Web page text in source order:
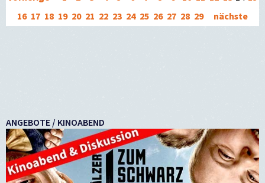
16 17 18 19 20 21 22 23 24 25 26 27 28 29 nächste
ANGEBOTE / KINOABEND